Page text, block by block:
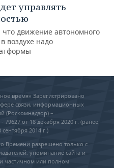
управлять
движение автономного
воздухе надо
время» Зарегистрировано
связи, информационных
(Роскомнадзор) –
от 18 декабря 2020 г. (ранее
2014 г.)
Времени разрешено только с
упоминание сайта и
частичном или полном